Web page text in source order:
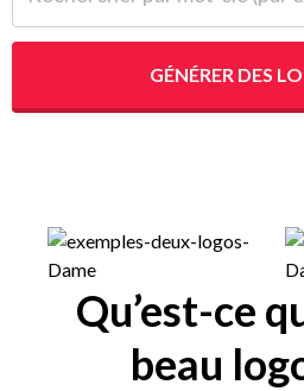
GÉNÉRER DES
Qu’est-ce
beau